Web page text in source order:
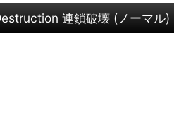
連鎖破壊 (ノーマル)